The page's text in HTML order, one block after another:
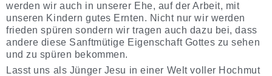
werden wir auch in unserer Ehe, auf der Arbeit, mit
unseren Kindern gutes Ernten. Nicht nur wir werden
frieden spüren sondern wir tragen auch dazu bei, dass
andere diese Sanftmütige Eigenschaft Gottes zu sehen
und zu spüren bekommen.
Lasst uns als Jünger Jesu in einer Welt voller Hochmut